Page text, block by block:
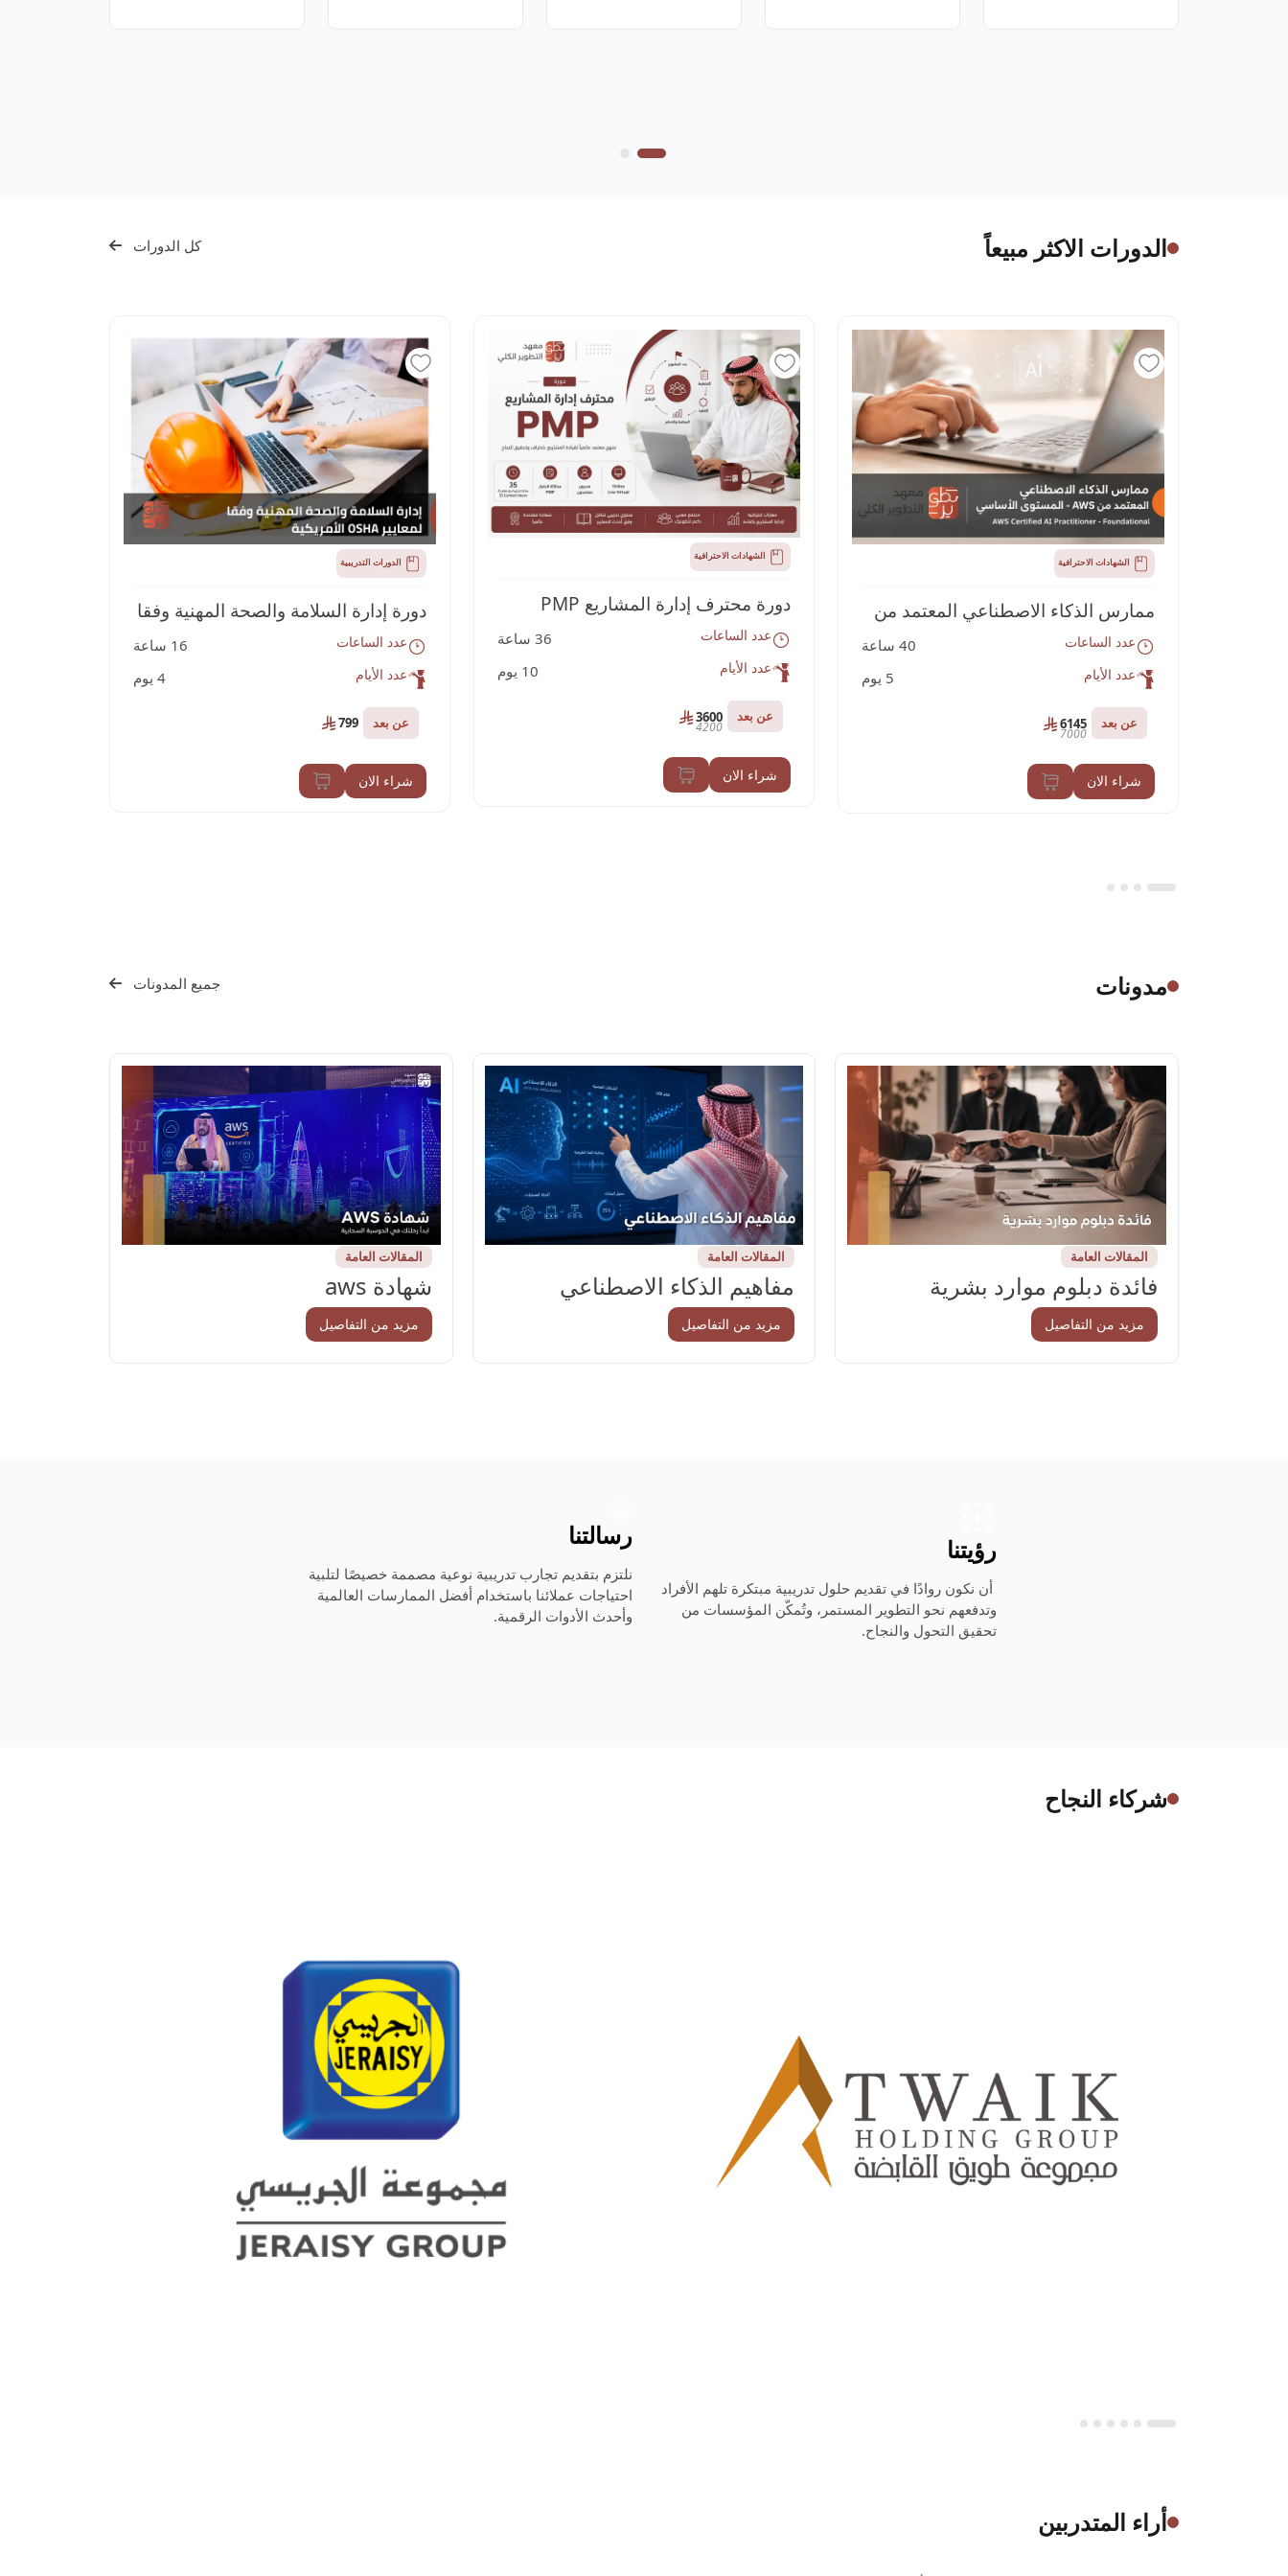
الدورات الاكثر مبيعاً كل الدورات
الشهادات الاحترافية
ممارس الذكاء الاصطناعي المعتمد من
AWS
عدد الساعات 40 ساعة
عدد الأيام 5 يوم
عن بعد 6145
7000
شراء الان
الشهادات الاحترافية
دورة محترف إدارة المشاريع PMP
عدد الساعات 36 ساعة
عدد الأيام 10 يوم
عن بعد 3600
4200
شراء الان
الدورات التدريبية
دورة إدارة السلامة والصحة المهنية وفقا
لمعايير اوشا الأمريكية OSHA
عدد الساعات 16 ساعة
عدد الأيام 4 يوم
عن بعد 799
شراء الان
مدونات جميع المدونات
المقالات العامة
فائدة دبلوم موارد بشرية
مزيد من التفاصيل
المقالات العامة
مفاهيم الذكاء الاصطناعي
مزيد من التفاصيل
المقالات العامة
شهادة aws
مزيد من التفاصيل
رؤيتنا
أن نكون روادًا في تقديم حلول تدريبية مبتكرة تلهم الأفراد
وتدفعهم نحو التطوير المستمر، وتُمكّن المؤسسات من
تحقيق التحول والنجاح.
رسالتنا
نلتزم بتقديم تجارب تدريبية نوعية مصممة خصيصًا لتلبية
احتياجات عملائنا باستخدام أفضل الممارسات العالمية
وأحدث الأدوات الرقمية.
شركاء النجاح
أراء المتدربين